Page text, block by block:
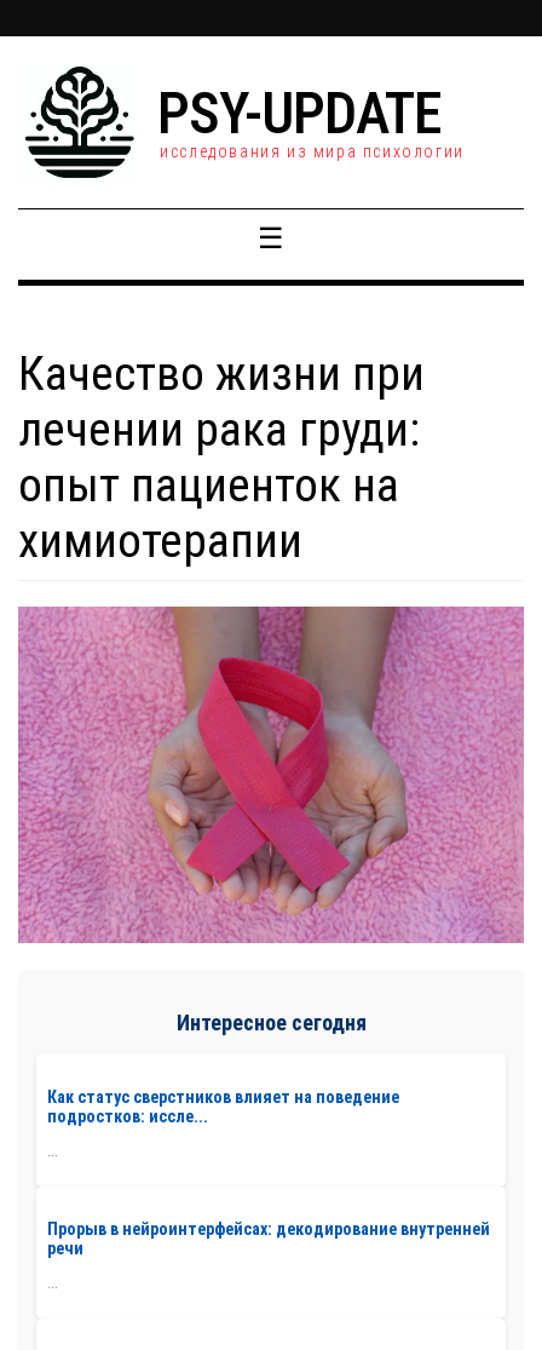
PSY-UPDATE
исследования из мира психологии
☰
Качество жизни при
лечении рака груди:
опыт пациенток на
химиотерапии
Интересное сегодня
Как статус сверстников влияет на поведение
подростков: иссле...
Прорыв в нейроинтерфейсах: декодирование внутренней
речи
...